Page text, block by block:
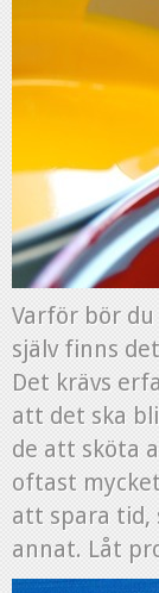
Varför bör
själv finns
Det krävs
att det ska
de att sköta
oftast
att spara tid,
annat. Låt